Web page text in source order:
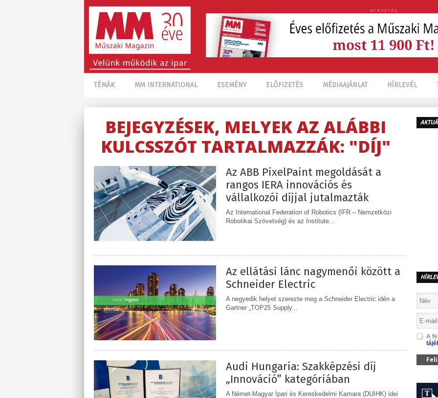
HIRDETÉS
TÉMÁK MM INTERNATIONAL ESEMÉNY ELŐFIZETÉS MÉDIAAJÁNLAT HÍRLEVÉL
BEJEGYZÉSEK, MELYEK AZ ALÁBBI
KULCSSZÓT TARTALMAZZÁK: "DÍJ"
Az ABB PixelPaint megoldását a
rangos IERA innovációs és
vállalkozói díjjal jutalmazták
Az International Federation of Robotics (IFR – Nemzetközi
Robotikai Szövetség) és az Institute...
Az ellátási lánc nagymenői között a
Schneider Electric
A negyedik helyet szerezte meg a Schneider Electric idén a
Gartner „TOP25 Supply...
Audi Hungaria: Szakképzési díj
„Innováció” kategóriában
A Német-Magyar Ipari és Kereskedelmi Kamara (DUIHK) idei
A